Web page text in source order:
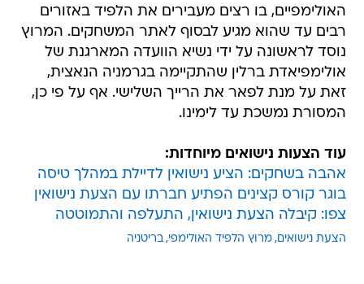
האולימפיים, בו רצים מעבירים את הלפיד באזורים
רבים עד שהוא מגיע לבסוף לאתר המשחקים. המרוץ
נוסד לראשונה על ידי נשיא הוועדה המארגנת של
אולימפיאדת ברלין שהתקיימה בגרמניה הנאצית,
זאת על מנת לפאר את הרייך השלישי. אף על פי כן,
המסורת נמשכת עד לימינו.
עוד הצעות נישואים מיוחדות:
אהבה בשחקים: הציע נישואין לדיילת במהלך טיסה
בוגר קורס קצינים הפתיע חברתו עם הצעת נישואין
צפו: קיבלה הצעת נישואין, התעלפה והתמוטטה
הצעת נישואים מרוץ הלפיד האולימפי בריטניה